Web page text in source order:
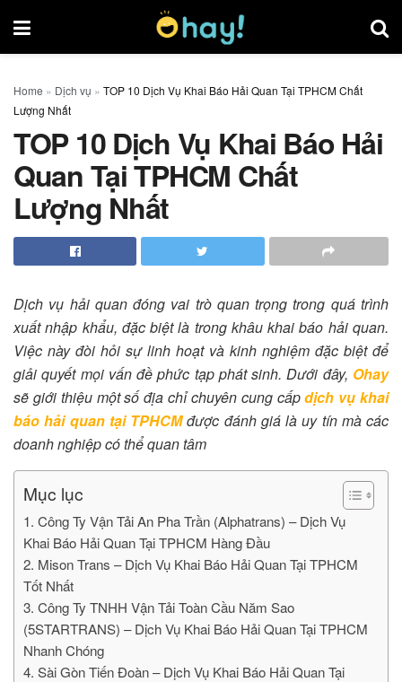
Home » Dịch vụ » TOP 10 Dịch Vụ Khai Báo Hải Quan Tại TPHCM Chất
Lượng Nhất
TOP 10 Dịch Vụ Khai Báo Hải
Quan Tại TPHCM Chất
Lượng Nhất
Dịch vụ hải quan đóng vai trò quan trọng trong quá trình
xuất nhập khẩu, đặc biệt là trong khâu khai báo hải quan.
Việc này đòi hỏi sự linh hoạt và kinh nghiệm đặc biệt để
giải quyết mọi vấn đề phức tạp phát sinh. Dưới đây, Ohay
sẽ giới thiệu một số địa chỉ chuyên cung cấpdịch vụ khai
báo hải quan tại TPHCMđược đánh giá là uy tín mà các
doanh nghiệp có thể quan tâm
Mục lục
1. Công Ty Vận Tải An Pha Trần (Alphatrans) – Dịch Vụ
Khai Báo Hải Quan Tại TPHCM Hàng Đầu
2. Mison Trans – Dịch Vụ Khai Báo Hải Quan Tại TPHCM
Tốt Nhất
3. Công Ty TNHH Vận Tải Toàn Cầu Năm Sao
(5STARTRANS) – Dịch Vụ Khai Báo Hải Quan Tại TPHCM
Nhanh Chóng
4. Sài Gòn Tiến Đoàn – Dịch Vụ Khai Báo Hải Quan Tại